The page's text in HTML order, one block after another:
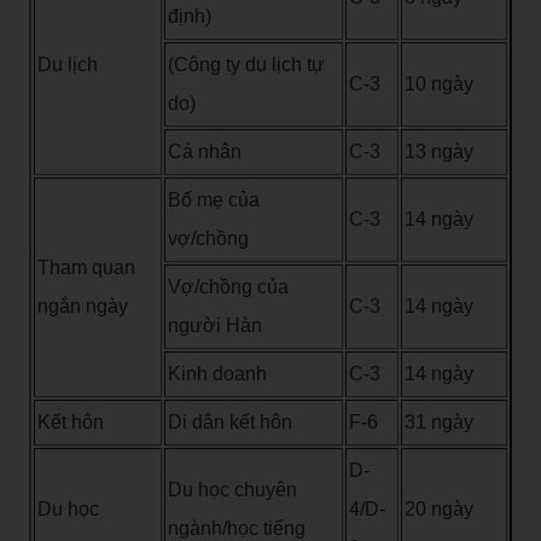
Du lịch
định)
(Công ty du lịch tự
do)
C-3 10 ngày
Cá nhân C-3 13 ngày
Tham quan
ngắn ngày
Bố mẹ của
vợ/chồng
C-3 14 ngày
Vợ/chồng của
người Hàn
C-3 14 ngày
Kinh doanh C-3 14 ngày
Kết hôn Di dân kết hôn F-6 31 ngày
Du học
Du học chuyên
ngành/học tiếng
D-
4/D-
20 ngày